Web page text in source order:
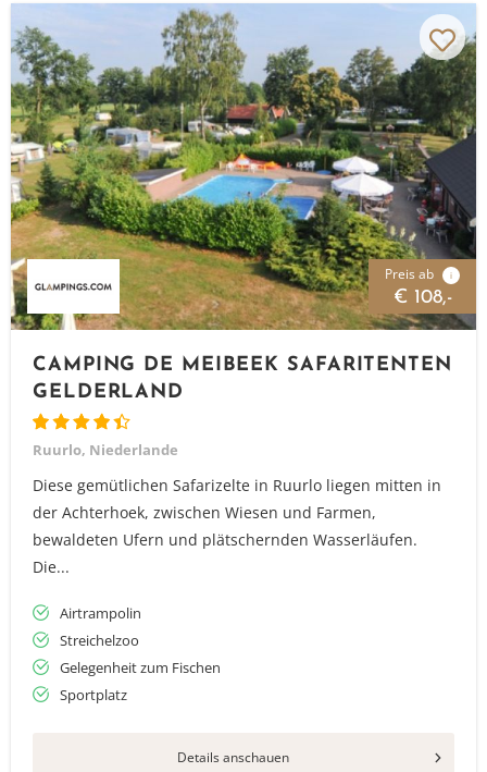
Preis ab i
€ 108,-
CAMPING DE MEIBEEK SAFARITENTEN
GELDERLAND
Ruurlo, Niederlande
Diese gemütlichen Safarizelte in Ruurlo liegen mitten in
der Achterhoek, zwischen Wiesen und Farmen,
bewaldeten Ufern und plätschernden Wasserläufen.
Die...
Airtrampolin
Streichelzoo
Gelegenheit zum Fischen
Sportplatz
Details anschauen